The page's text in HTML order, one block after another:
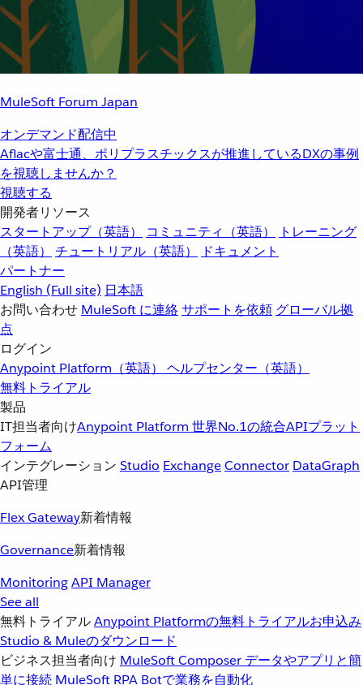
MuleSoft Forum Japan
オンデマンド配信中
Aflacや富士通、ポリプラスチックスが推進しているDXの事例
を視聴しませんか？
視聴する
開発者リソース
スタートアップ（英語）
コミュニティ（英語）
トレーニング
（英語）
チュートリアル（英語）
ドキュメント
パートナー
English (Full site) 日本語
お問い合わせ MuleSoft に連絡サポートを依頼 グローバル拠
点
ログイン
Anypoint Platform（英語） ヘルプセンター（英語）
無料トライアル
製品
IT担当者向けAnypoint Platform 世界No.1の統合APIプラット
フォーム
インテグレーション Studio ExchangeConnector DataGraph
API管理
Flex Gateway新着情報
Governance新着情報
MonitoringAPI Manager
See all
無料トライアルAnypoint Platformの無料トライアルお申込み
Studio & Muleのダウンロード
ビジネス担当者向け MuleSoft Composer データやアプリと簡
単に接続 MuleSoft RPA Botで業務を自動化